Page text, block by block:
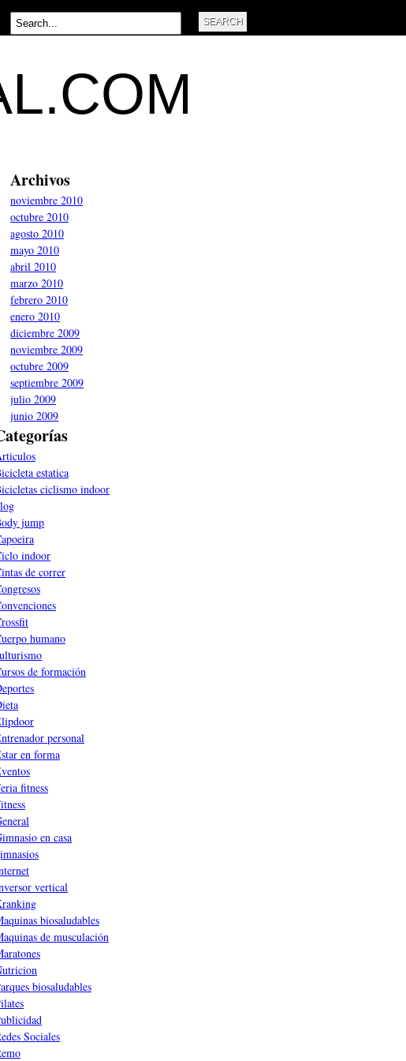
Archivos
noviembre 2010
octubre 2010
agosto 2010
mayo 2010
abril 2010
marzo 2010
febrero 2010
enero 2010
diciembre 2009
noviembre 2009
octubre 2009
septiembre 2009
julio 2009
junio 2009
estatica
ciclismo indoor
jump
indoor
de correr
humano
de formación
personal
en forma
fitness
en casa
vertical
biosaludables
de musculación
biosaludables
Sociales